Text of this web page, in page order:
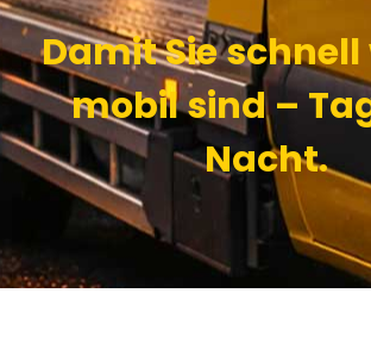
Damit Sie
mobil sind –
Nacht.